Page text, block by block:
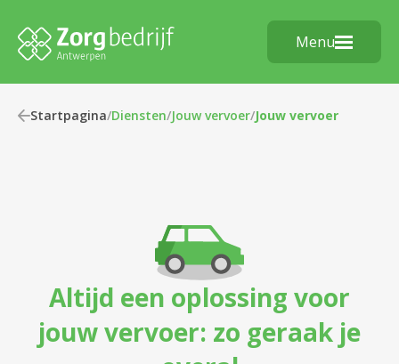
Menu
Startpagina/Diensten/Jouw vervoer/Jouw vervoer
Altijd een oplossing voor
jouw vervoer: zo geraak je